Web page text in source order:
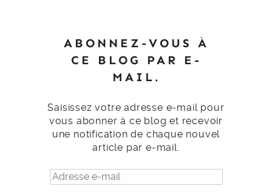
ABONNEZ-VOUS À
CE BLOG PAR E-
MAIL.
Saisissez votre adresse e-mail pour
vous abonner à ce blog et recevoir
une notification de chaque nouvel
article par e-mail.
Adresse
e-